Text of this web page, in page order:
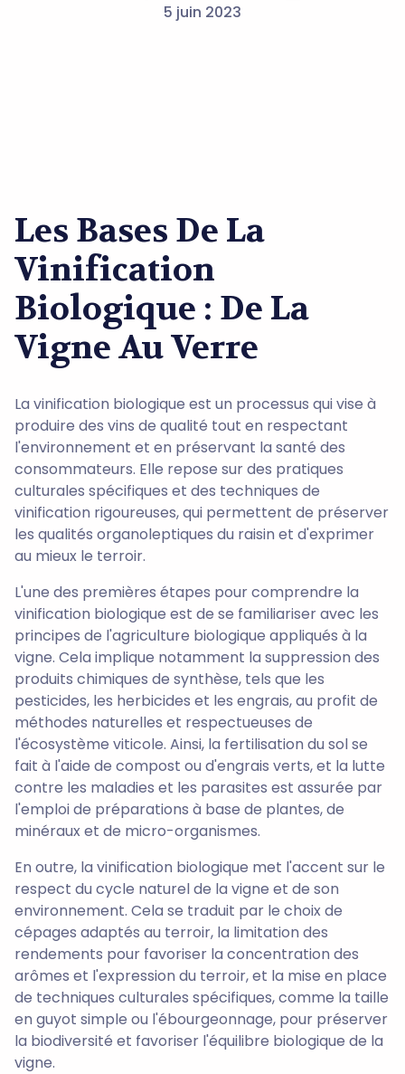
5 juin 2023
Les Bases De La
Vinification
Biologique : De La
Vigne Au Verre
La vinification biologique est un processus qui vise à
produire des vins de qualité tout en respectant
l'environnement et en préservant la santé des
consommateurs. Elle repose sur des pratiques
culturales spécifiques et des techniques de
vinification rigoureuses, qui permettent de préserver
les qualités organoleptiques du raisin et d'exprimer
au mieux le terroir.
L'une des premières étapes pour comprendre la
vinification biologique est de se familiariser avec les
principes de l'agriculture biologique appliqués à la
vigne. Cela implique notamment la suppression des
produits chimiques de synthèse, tels que les
pesticides, les herbicides et les engrais, au profit de
méthodes naturelles et respectueuses de
l'écosystème viticole. Ainsi, la fertilisation du sol se
fait à l'aide de compost ou d'engrais verts, et la lutte
contre les maladies et les parasites est assurée par
l'emploi de préparations à base de plantes, de
minéraux et de micro-organismes.
En outre, la vinification biologique met l'accent sur le
respect du cycle naturel de la vigne et de son
environnement. Cela se traduit par le choix de
cépages adaptés au terroir, la limitation des
rendements pour favoriser la concentration des
arômes et l'expression du terroir, et la mise en place
de techniques culturales spécifiques, comme la taille
en guyot simple ou l'ébourgeonnage, pour préserver
la biodiversité et favoriser l'équilibre biologique de la
vigne.